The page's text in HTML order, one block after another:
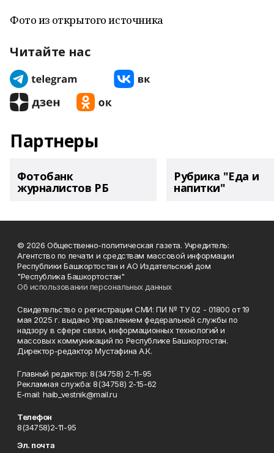
Фото из открытого источника
Читайте нас
Партнеры
Фотобанк
журналистов РБ
Рубрика "Еда и
напитки"
© 2026 Общественно-политическая газета. Учредитель:
Агентство по печати и средствам массовой информации
Республики Башкортостан и АО Издательский дом
"Республика Башкортостан"
Об использовании персональных данных
Свидетельство о регистрации СМИ: ПИ № ТУ 02 - 01800 от 19
мая 2025 г. выдано Управлением федеральной службы по
надзору в сфере связи, информационных технологий и
массовых коммуникаций по Республике Башкортостан.
Директор-редактор Мустафина А.К.
Главный редактор: 8(34758) 2-11-95
Рекламная служба: 8(34758) 2-15-62
Е-mаil: haib_vestnik@mail.ru
Телефон
8(34758)2-11-95
Эл. почта